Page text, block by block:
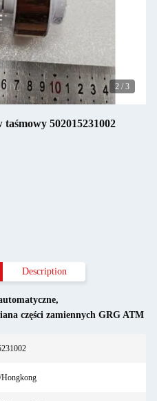
2 / 3
502015231002
Description
,
części zamiennych GRG ATM